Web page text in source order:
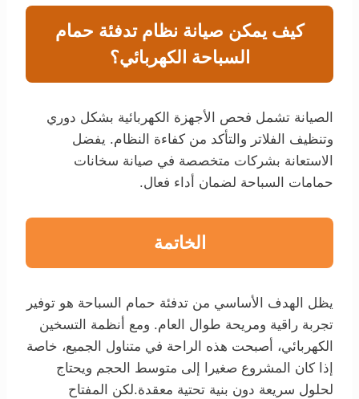
كيف يمكن صيانة نظام تدفئة حمام
السباحة الكهربائي؟
الصيانة تشمل فحص الأجهزة الكهربائية بشكل دوري
وتنظيف الفلاتر والتأكد من كفاءة النظام. يفضل
الاستعانة بشركات متخصصة في صيانة سخانات
حمامات السباحة لضمان أداء فعال.
الخاتمة
يظل الهدف الأساسي من تدفئة حمام السباحة هو توفير
تجربة راقية ومريحة طوال العام. ومع أنظمة التسخين
الكهربائي، أصبحت هذه الراحة في متناول الجميع، خاصة
إذا كان المشروع صغيرا إلى متوسط الحجم ويحتاج
لحلول سريعة دون بنية تحتية معقدة.لكن المفتاح